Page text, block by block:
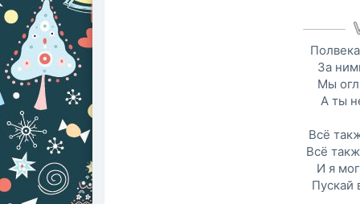
За
Мы
А ты
Всё
Всё
И я
Пускай